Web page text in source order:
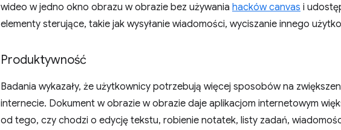
wideo w jedno okno obrazu w obrazie bez używania hacków canvas i
elementy sterujące, takie jak wysyłanie wiadomości, wyciszanie innego
Produktywność
Badania wykazały, że użytkownicy potrzebują więcej sposobów na
internecie. Dokument w obrazie w obrazie daje aplikacjom internetowym
od tego, czy chodzi o edycję tekstu, robienie notatek, listy zadań,